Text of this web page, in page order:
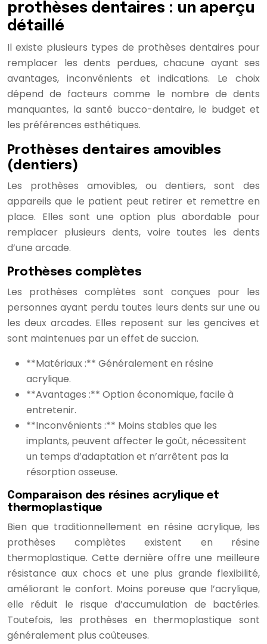
prothèses dentaires : un aperçu
détaillé
Il existe plusieurs types de prothèses dentaires pour
remplacer les dents perdues, chacune ayant ses
avantages, inconvénients et indications. Le choix
dépend de facteurs comme le nombre de dents
manquantes, la santé bucco-dentaire, le budget et
les préférences esthétiques.
Prothèses dentaires amovibles
(dentiers)
Les prothèses amovibles, ou dentiers, sont des
appareils que le patient peut retirer et remettre en
place. Elles sont une option plus abordable pour
remplacer plusieurs dents, voire toutes les dents
d’une arcade.
Prothèses complètes
Les prothèses complètes sont conçues pour les
personnes ayant perdu toutes leurs dents sur une ou
les deux arcades. Elles reposent sur les gencives et
sont maintenues par un effet de succion.
**Matériaux :** Généralement en résine
acrylique.
**Avantages :** Option économique, facile à
entretenir.
**Inconvénients :** Moins stables que les
implants, peuvent affecter le goût, nécessitent
un temps d’adaptation et n’arrêtent pas la
résorption osseuse.
Comparaison des résines acrylique et
thermoplastique
Bien que traditionnellement en résine acrylique, les
prothèses complètes existent en résine
thermoplastique. Cette dernière offre une meilleure
résistance aux chocs et une plus grande flexibilité,
améliorant le confort. Moins poreuse que l’acrylique,
elle réduit le risque d’accumulation de bactéries.
Toutefois, les prothèses en thermoplastique sont
généralement plus coûteuses.